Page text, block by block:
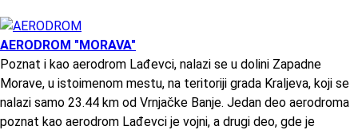
AERODROM "MORAVA"
Poznat i kao aerodrom Lađevci, nalazi se u dolini Zapadne
Morave, u istoimenom mestu, na teritoriji grada Kraljeva, koji se
nalazi samo 23.44 km od Vrnjačke Banje. Jedan deo aerodroma
poznat kao aerodrom Lađevci je vojni, a drugi deo, gde je